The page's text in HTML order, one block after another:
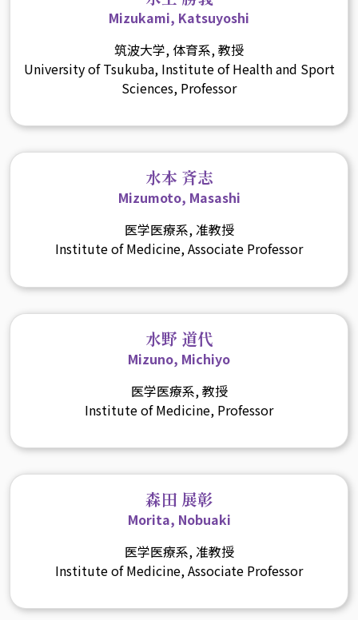
Mizukami, Katsuyoshi
筑波大学, 体育系, 教授
University of Tsukuba, Institute of Health and Sport
Sciences, Professor
水本 斉志
Mizumoto, Masashi
医学医療系, 准教授
Institute of Medicine, Associate Professor
水野 道代
Mizuno, Michiyo
医学医療系, 教授
Institute of Medicine, Professor
森田 展彰
Morita, Nobuaki
医学医療系, 准教授
Institute of Medicine, Associate Professor